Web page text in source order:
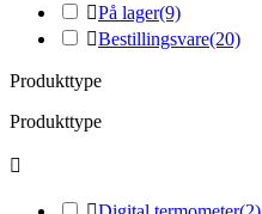
På lager(9)
Bestillingsvare(20)
Produkttype
Produkttype
